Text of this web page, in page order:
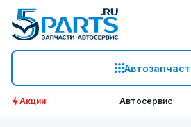
Акции Автосервис